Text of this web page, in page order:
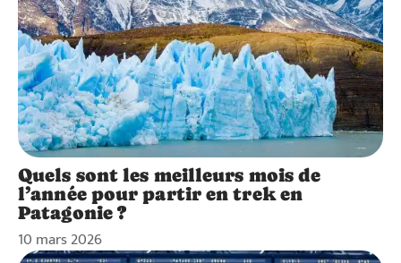
Quels sont les meilleurs mois de
l’année pour partir en trek en
Patagonie ?
10 mars 2026